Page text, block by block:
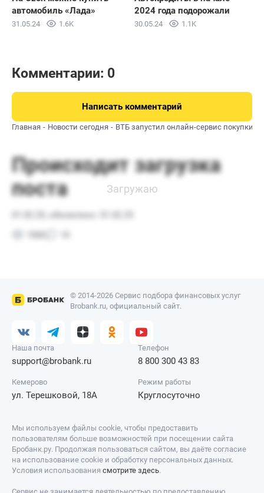
автомобиль «Лада»
31.05.24 1.6K
2024 года подорожали
30.05.24 1.1K
Комментарии: 0
Написать комментарий
Главная Новости сегодня ВТБ запустил онлайн-сервис покупки
© 2014-2026 Сервис подбора финансовых услуг
Brobank.ru, официальный сайт.
Наша почта
support@brobank.ru
Телефон
8 800 300 43 83
Кемерово
ул. Терешковой, 18А
Режим работы
Круглосуточно
Мы используем файлы cookie, чтобы предоставить
пользователям больше возможностей при посещении сайта
Бробанк.ру. Продолжая пользоваться сайтом, вы даёте согласие
на использование cookie и обработку персональных данных.
Условия использования смотрите здесь.